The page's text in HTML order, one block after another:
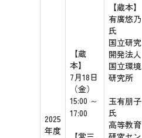
2025
年度
【蔵
本】
7月18日
（金）
15:00 ～
17:00
【蔵本】
有廣悠乃
氏
国立研究
開発法人
国立環境
研究所
玉有朋子
氏
高等教育